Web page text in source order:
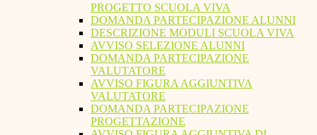
PROGETTO SCUOLA VIVA
DOMANDA PARTECIPAZIONE ALUNNI
DESCRIZIONE MODULI SCUOLA VIVA
AVVISO SELEZIONE ALUNNI
DOMANDA PARTECIPAZIONE
VALUTATORE
AVVISO FIGURA AGGIUNTIVA
VALUTATORE
DOMANDA PARTECIPAZIONE
PROGETTAZIONE